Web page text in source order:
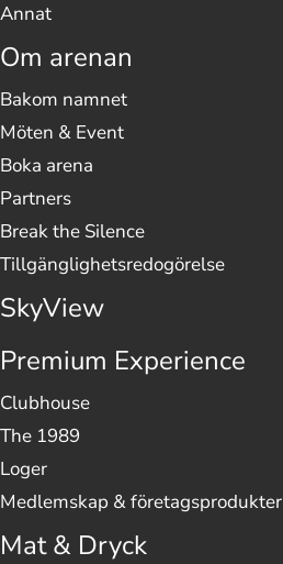
Annat
Om arenan
Bakom namnet
Möten & Event
Boka arena
Partners
Break the Silence
Tillgänglighetsredogörelse
SkyView
Premium Experience
Clubhouse
The 1989
Loger
Medlemskap & företags­­­produkter
Mat & Dryck